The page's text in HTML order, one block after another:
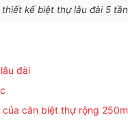
thiết kế biệt thự lâu đài 5
đài
căn biệt thự rộng